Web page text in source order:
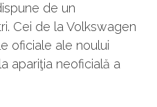
de un
Cei de la Volkswagen
oficiale ale noului
apariţia neoficială a